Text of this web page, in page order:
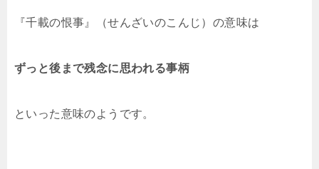
『千載の恨事』（せんざいのこんじ）の意味は
ずっと後まで残念に思われる事柄
といった意味のようです。